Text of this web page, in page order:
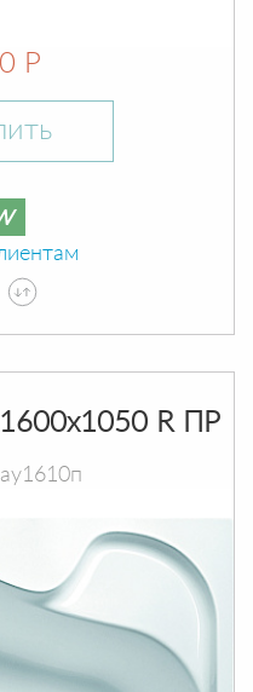
Р
R ПР